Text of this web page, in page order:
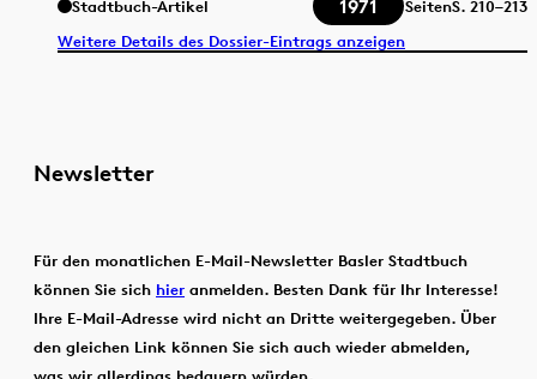
Stadtbuch-Artikel 1971 SeitenS. 210–213
Weitere Details des Dossier-Eintrags anzeigen
Newsletter
Für den monatlichen E-Mail-Newsletter Basler Stadtbuch
können Sie sich hier anmelden. Besten Dank für Ihr Interesse!
Ihre E-Mail-Adresse wird nicht an Dritte weitergegeben. Über
den gleichen Link können Sie sich auch wieder abmelden,
was wir allerdings bedauern würden.